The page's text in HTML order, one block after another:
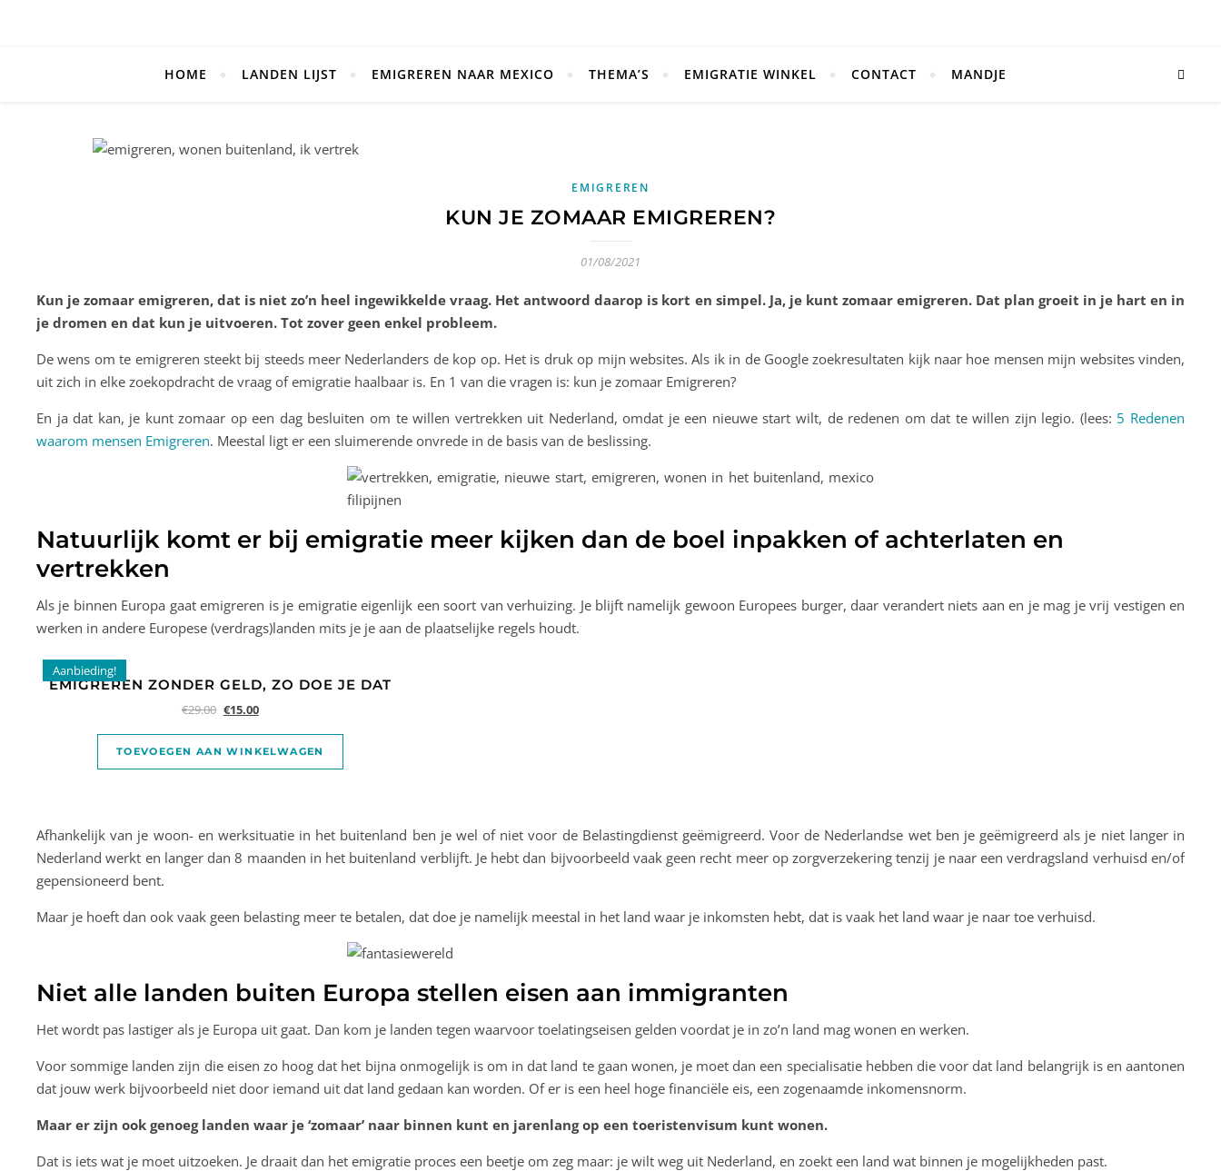
HOME LANDEN LIJST EMIGREREN NAAR MEXICO THEMA’S EMIGRATIE WINKEL CONTACT MANDJE
EMIGREREN
KUN JE ZOMAAR EMIGREREN?
01/08/2021
Kun je zomaar emigreren, dat is niet zo’n heel ingewikkelde vraag. Het antwoord daarop is kort en simpel. Ja, je kunt zomaar emigreren. Dat plan groeit in je hart en in
je dromen en dat kun je uitvoeren. Tot zover geen enkel probleem.
De wens om te emigreren steekt bij steeds meer Nederlanders de kop op. Het is druk op mijn websites. Als ik in de Google zoekresultaten kijk naar hoe mensen mijn websites vinden,
uit zich in elke zoekopdracht de vraag of emigratie haalbaar is. En 1 van die vragen is: kun je zomaar Emigreren?
En ja dat kan, je kunt zomaar op een dag besluiten om te willen vertrekken uit Nederland, omdat je een nieuwe start wilt, de redenen om dat te willen zijn legio. (lees: 5 Redenen
waarom mensen Emigreren. Meestal ligt er een sluimerende onvrede in de basis van de beslissing.
Natuurlijk komt er bij emigratie meer kijken dan de boel inpakken of achterlaten en
vertrekken
Als je binnen Europa gaat emigreren is je emigratie eigenlijk een soort van verhuizing. Je blijft namelijk gewoon Europees burger, daar verandert niets aan en je mag je vrij vestigen en
werken in andere Europese (verdrags)landen mits je je aan de plaatselijke regels houdt.
Aanbieding!
EMIGREREN ZONDER GELD, ZO DOE JE DAT
€29.00 €15.00
TOEVOEGEN AAN WINKELWAGEN
Afhankelijk van je woon- en werksituatie in het buitenland ben je wel of niet voor de Belastingdienst geëmigreerd. Voor de Nederlandse wet ben je geëmigreerd als je niet langer in
Nederland werkt en langer dan 8 maanden in het buitenland verblijft. Je hebt dan bijvoorbeeld vaak geen recht meer op zorgverzekering tenzij je naar een verdragsland verhuisd en/of
gepensioneerd bent.
Maar je hoeft dan ook vaak geen belasting meer te betalen, dat doe je namelijk meestal in het land waar je inkomsten hebt, dat is vaak het land waar je naar toe verhuisd.
Niet alle landen buiten Europa stellen eisen aan immigranten
Het wordt pas lastiger als je Europa uit gaat. Dan kom je landen tegen waarvoor toelatingseisen gelden voordat je in zo’n land mag wonen en werken.
Voor sommige landen zijn die eisen zo hoog dat het bijna onmogelijk is om in dat land te gaan wonen, je moet dan een specialisatie hebben die voor dat land belangrijk is en aantonen
dat jouw werk bijvoorbeeld niet door iemand uit dat land gedaan kan worden. Of er is een heel hoge financiële eis, een zogenaamde inkomensnorm.
Maar er zijn ook genoeg landen waar je ‘zomaar’ naar binnen kunt en jarenlang op een toeristenvisum kunt wonen.
Dat is iets wat je moet uitzoeken. Je draait dan het emigratie proces een beetje om zeg maar: je wilt weg uit Nederland, en zoekt een land wat binnen je mogelijkheden past.